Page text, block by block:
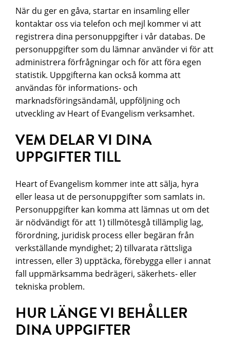
När du ger en gåva, startar en insamling eller
kontaktar oss via telefon och mejl kommer vi att
registrera dina personuppgifter i vår databas. De
personuppgifter som du lämnar använder vi för att
administrera förfrågningar och för att föra egen
statistik. Uppgifterna kan också komma att
användas för informations- och
marknadsföringsändamål, uppföljning och
utveckling av Heart of Evangelism verksamhet.
VEM DELAR VI DINA
UPPGIFTER TILL
Heart of Evangelism kommer inte att sälja, hyra
eller leasa ut de personuppgifter som samlats in.
Personuppgifter kan komma att lämnas ut om det
är nödvändigt för att 1) tillmötesgå tillämplig lag,
förordning, juridisk process eller begäran från
verkställande myndighet; 2) tillvarata rättsliga
intressen, eller 3) upptäcka, förebygga eller i annat
fall uppmärksamma bedrägeri, säkerhets- eller
tekniska problem.
HUR LÄNGE VI BEHÅLLER
DINA UPPGIFTER